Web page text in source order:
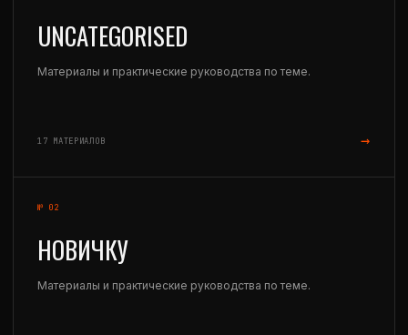
UNCATEGORISED
Материалы и практические руководства по теме.
17 МАТЕРИАЛОВ →
№ 02
НОВИЧКУ
Материалы и практические руководства по теме.